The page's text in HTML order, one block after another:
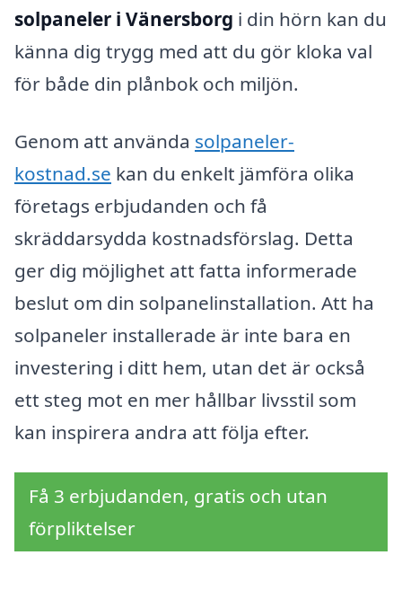
solpaneler i Vänersborg i din hörn kan du
känna dig trygg med att du gör kloka val
för både din plånbok och miljön.
Genom att använda solpaneler-
kostnad.se kan du enkelt jämföra olika
företags erbjudanden och få
skräddarsydda kostnadsförslag. Detta
ger dig möjlighet att fatta informerade
beslut om din solpanelinstallation. Att ha
solpaneler installerade är inte bara en
investering i ditt hem, utan det är också
ett steg mot en mer hållbar livsstil som
kan inspirera andra att följa efter.
Få 3 erbjudanden, gratis och utan
förpliktelser